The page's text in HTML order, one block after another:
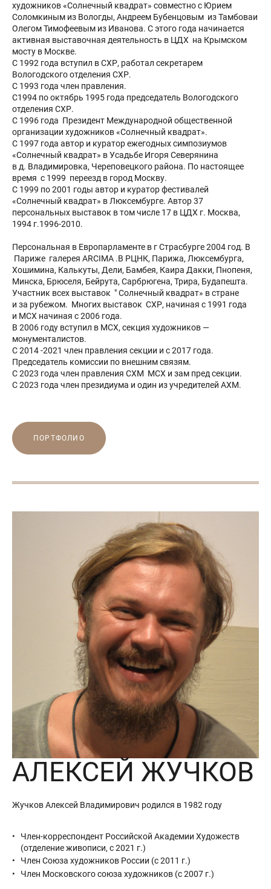
художников «Солнечный квадрат» совместно с Юрием
Соломкиным из Вологды, Андреем Бубенцовым из Тамбоваи
Олегом Тимофеевым из Иванова. С этого года начинается
активная выставочная деятельность в ЦДХ на Крымском
мосту в Москве.
С 1992 года вступил в СХР, работал секретарем
Вологодского отделения СХР.
С 1993 года член правления.
С1994 по октябрь 1995 года председатель Вологодского
отделения СХР.
С 1996 года Президент Международной общественной
организации художников «Солнечный квадрат».
С 1997 года автор и куратор ежегодных симпозиумов
«Солнечный квадрат» в Усадьбе Игоря Северянина
в д. Владимировка, Череповецкого района. По настоящее
время с 1999 переезд в город Москву.
С 1999 по 2001 годы автор и куратор фестивалей
«Солнечный квадрат» в Люксембурге. Автор 37
персональных выставок в том числе 17 в ЦДХ г. Москва,
1994 г.1996-2010.
Персональная в Европарламенте в г Страсбурге 2004 год. В
Париже галерея АRCIMA .В РЦНК, Парижа, Люксембурга,
Хошимина, Калькуты, Дели, Бамбея, Каира Дакки, Пнопеня,
Минска, Брюселя, Бейрута, Сарбрюгена, Трира, Будапешта.
Участник всех выставок " Солнечный квадрат» в стране
и за рубежом. Многих выставок СХР, начиная с 1991 года
и МСХ начиная с 2006 года.
В 2006 году вступил в МСХ, секция художников —
монументалистов.
С 2014 -2021 член правления секции и с 2017 года.
Председатель комиссии по внешним связям.
С 2023 года член правления СХМ МСХ и зам пред секции.
С 2023 года член президиума и один из учредителей АХМ.
ПОРТФОЛИО
АЛЕКСЕЙ ЖУЧКОВ
Жучков Алексей Владимирович родился в 1982 году
Член-корреспондент Российской Академии Художеств
(отделение живописи, с 2021 г.)
Член Союза художников России (с 2011 г.)
Член Московского союза художников (с 2007 г.)